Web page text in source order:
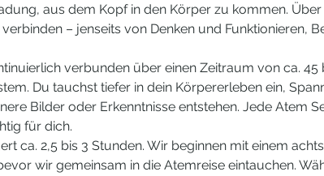
aus dem Kopf in den Körper zu kommen.
– jenseits von Denken und Funktionieren,
verbunden über einen Zeitraum von ca.
Du tauchst tiefer in dein Körpererleben ein,
Bilder oder Erkenntnisse entstehen. Jede Atem
für dich.
ca. 2,5 bis 3 Stunden. Wir beginnen mit einem
wir gemeinsam in die Atemreise eintauchen.